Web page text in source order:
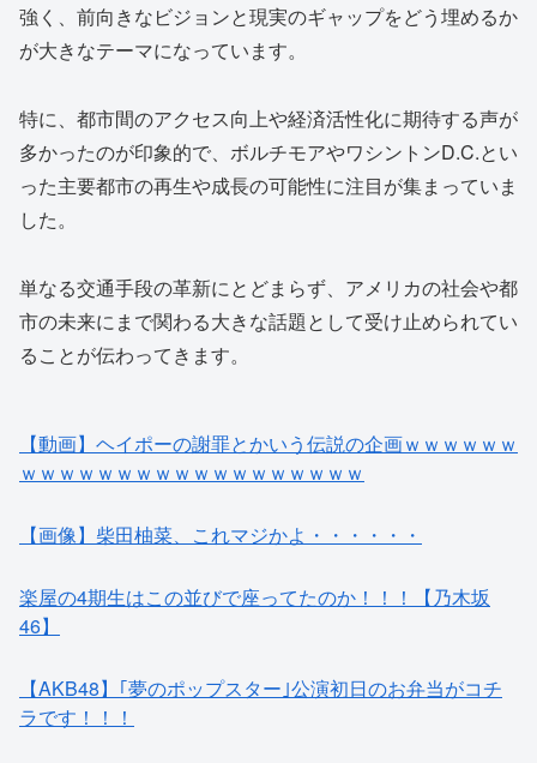
強く、前向きなビジョンと現実のギャップをどう埋めるか
が大きなテーマになっています。
特に、都市間のアクセス向上や経済活性化に期待する声が
多かったのが印象的で、ボルチモアやワシントンD.C.とい
った主要都市の再生や成長の可能性に注目が集まっていま
した。
単なる交通手段の革新にとどまらず、アメリカの社会や都
市の未来にまで関わる大きな話題として受け止められてい
ることが伝わってきます。
【動画】ヘイポーの謝罪とかいう伝説の企画ｗｗｗｗｗｗ
ｗｗｗｗｗｗｗｗｗｗｗｗｗｗｗｗｗｗ
【画像】柴田柚菜、これマジかよ・・・・・・
楽屋の4期生はこの並びで座ってたのか！！！【乃木坂
46】
【AKB48】｢夢のポップスター｣公演初日のお弁当がコチ
ラです！！！